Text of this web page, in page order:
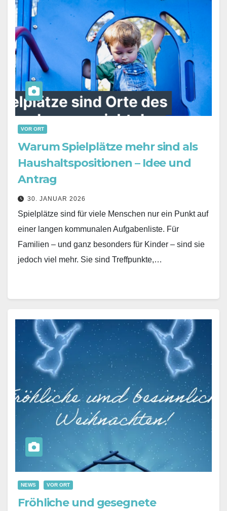
VOR ORT
Warum Spielplätze mehr sind als
Haushaltspositionen – Idee und
Antrag
30. JANUAR 2026
Spielplätze sind für viele Menschen nur ein Punkt auf
einer langen kommunalen Aufgabenliste. Für
Familien – und ganz besonders für Kinder – sind sie
jedoch viel mehr. Sie sind Treffpunkte,…
NEWS VOR ORT
Fröhliche und gesegnete